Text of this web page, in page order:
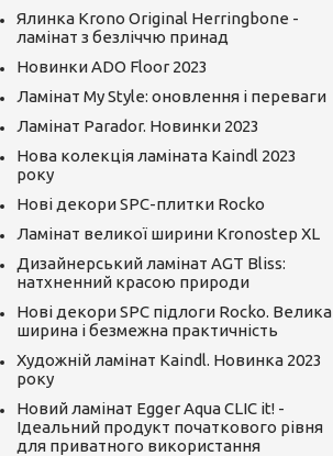
Ялинка Krono Original Herringbone -
ламінат з безліччю принад
Новинки ADO Floor 2023
Ламінат My Style: оновлення і переваги
Ламінат Parador. Новинки 2023
Нова колекція ламіната Kaindl 2023
року
Нові декори SPC-плитки Rocko
Ламінат великої ширини Kronostep XL
Дизайнерський ламінат AGT Bliss:
натхненний красою природи
Нові декори SPC підлоги Rocko. Велика
ширина і безмежна практичність
Художній ламінат Kaindl. Новинка 2023
року
Новий ламінат Egger Aqua CLIC it! -
Ідеальний продукт початкового рівня
для приватного використання